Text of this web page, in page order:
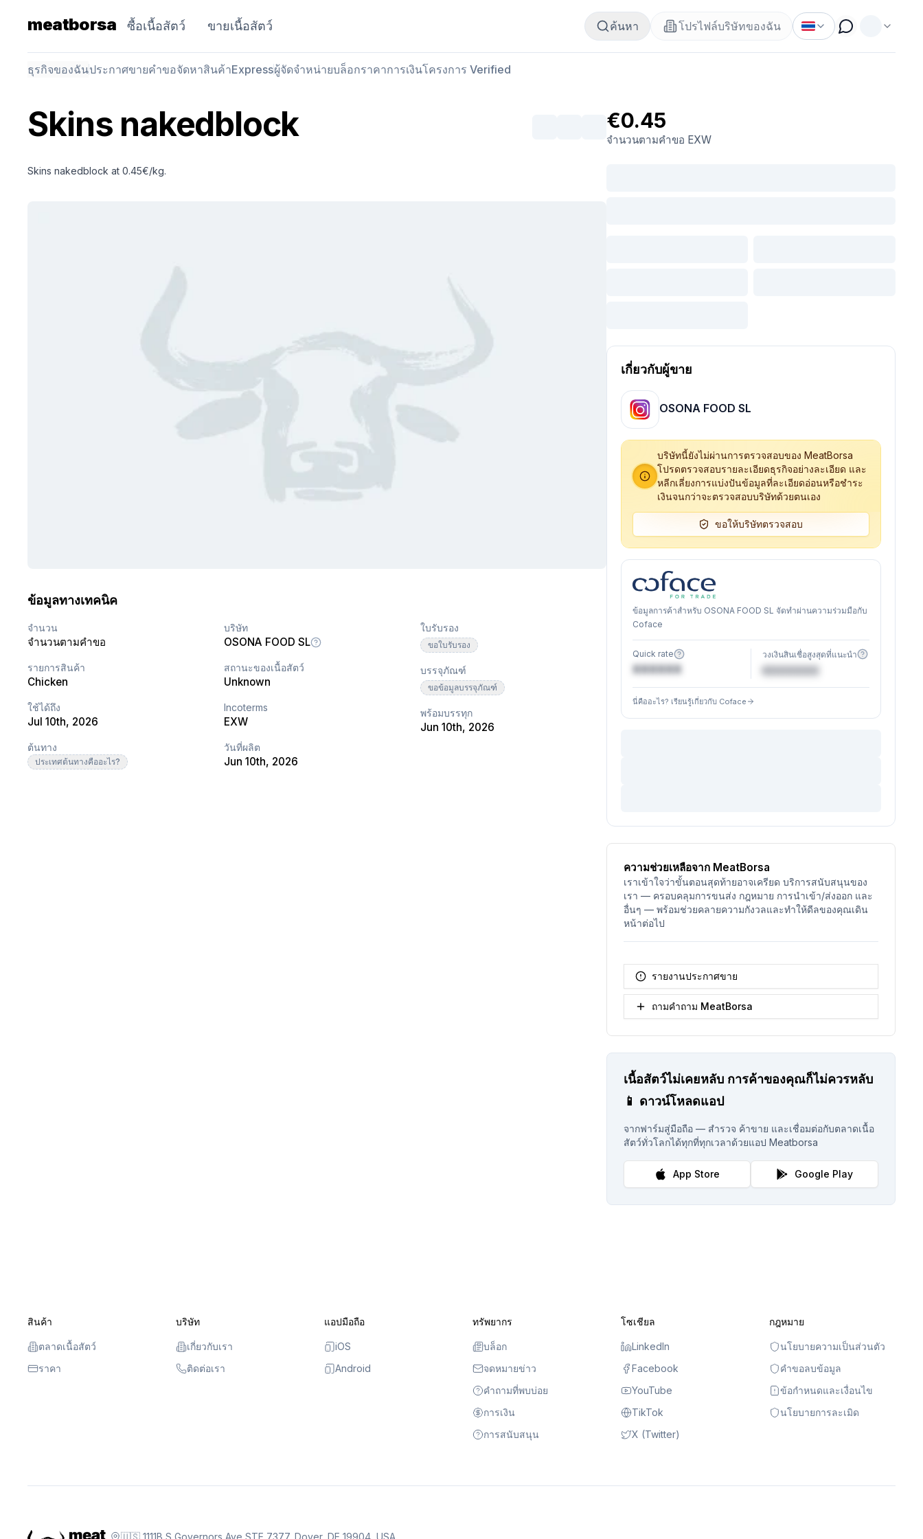
meatborsa ซื้อเนื้อสัตว์ ขายเนื้อสัตว์ ค้นหา โปรไฟล์บริษัทของฉัน
ธุรกิจของฉันประกาศขายคำขอจัดหาสินค้าExpressผู้จัดจำหน่ายบล็อกราคาการเงินโครงการ Verified
Skins nakedblock
Skins nakedblock at 0.45€/kg.
ข้อมูลทางเทคนิค
จำนวน
จำนวนตามคำขอ
รายการสินค้า
Chicken
ใช้ได้ถึง
Jul 10th, 2026
ต้นทาง
ประเทศต้นทางคืออะไร?
บริษัท
OSONA FOOD SL
สถานะของเนื้อสัตว์
Unknown
Incoterms
EXW
วันที่ผลิต
Jun 10th, 2026
ใบรับรอง
ขอใบรับรอง
บรรจุภัณฑ์
ขอข้อมูลบรรจุภัณฑ์
พร้อมบรรทุก
Jun 10th, 2026
€0.45
จำนวนตามคำขอ EXW
เกี่ยวกับผู้ขาย
OSONA FOOD SL
บริษัทนี้ยังไม่ผ่านการตรวจสอบของ MeatBorsa
โปรดตรวจสอบรายละเอียดธุรกิจอย่างละเอียด และ
หลีกเลี่ยงการแบ่งปันข้อมูลที่ละเอียดอ่อนหรือชำระ
เงินจนกว่าจะตรวจสอบบริษัทด้วยตนเอง
ขอให้บริษัทตรวจสอบ
ข้อมูลการค้าสำหรับ OSONA FOOD SL จัดทำผ่านความร่วมมือกับ
Coface
Quick rate
XXXXXX
วงเงินสินเชื่อสูงสุดที่แนะนำ
นี่คืออะไร? เรียนรู้เกี่ยวกับ Coface
ความช่วยเหลือจาก MeatBorsa
เราเข้าใจว่าขั้นตอนสุดท้ายอาจเครียด บริการสนับสนุนของ
เรา — ครอบคลุมการขนส่ง กฎหมาย การนำเข้า/ส่งออก และ
อื่นๆ — พร้อมช่วยคลายความกังวลและทำให้ดีลของคุณเดิน
หน้าต่อไป
รายงานประกาศขาย
ถามคำถาม MeatBorsa
เนื้อสัตว์ไม่เคยหลับ การค้าของคุณก็ไม่ควรหลับ
📱 ดาวน์โหลดแอป
จากฟาร์มสู่มือถือ — สำรวจ ค้าขาย และเชื่อมต่อกับตลาดเนื้อ
สัตว์ทั่วโลกได้ทุกที่ทุกเวลาด้วยแอป Meatborsa
App Store Google Play
สินค้า
ตลาดเนื้อสัตว์
ราคา
บริษัท
เกี่ยวกับเรา
ติดต่อเรา
แอปมือถือ
iOS
Android
ทรัพยากร
บล็อก
จดหมายข่าว
คำถามที่พบบ่อย
การเงิน
การสนับสนุน
โซเชียล
LinkedIn
Facebook
YouTube
TikTok
X (Twitter)
กฎหมาย
นโยบายความเป็นส่วนตัว
คำขอลบข้อมูล
ข้อกำหนดและเงื่อนไข
นโยบายการละเมิด
🇺🇸 1111B S Governors Ave STE 7377, Dover, DE 19904, USA